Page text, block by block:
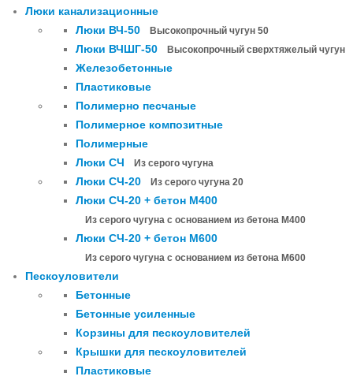
Люки канализационные
Люки ВЧ-50
Высокопрочный чугун 50
Люки ВЧШГ-50 Высокопрочный сверхтяжелый чугун
Железобетонные
Пластиковые
Полимерно песчаные
Полимерное композитные
Полимерные
Люки СЧ
Из серого чугуна
Люки СЧ-20 Из серого чугуна 20
Люки СЧ-20 + бетон М400
Из серого чугуна с основанием из бетона М400
Люки СЧ-20 + бетон М600
Из серого чугуна с основанием из бетона М600
Пескоуловители
Бетонные
Бетонные усиленные
Корзины для пескоуловителей
Крышки для пескоуловителей
Пластиковые